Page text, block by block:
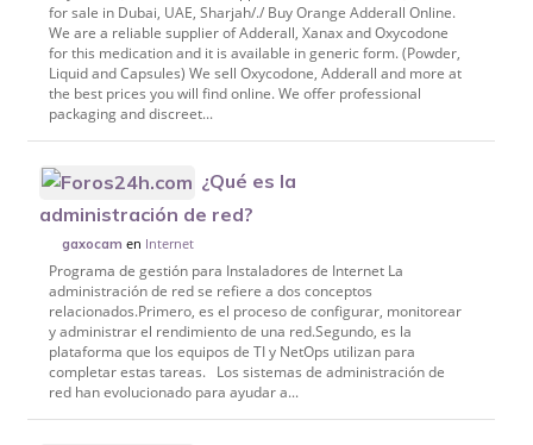
for sale in Dubai, UAE, Sharjah/./ Buy Orange Adderall Online.
We are a reliable supplier of Adderall, Xanax and Oxycodone
for this medication and it is available in generic form. (Powder,
Liquid and Capsules) We sell Oxycodone, Adderall and more at
the best prices you will find online. We offer professional
packaging and discreet...
¿Qué es la
administración de red?
gaxocam en Internet
Programa de gestión para Instaladores de Internet La
administración de red se refiere a dos conceptos
relacionados.Primero, es el proceso de configurar, monitorear
y administrar el rendimiento de una red.Segundo, es la
plataforma que los equipos de TI y NetOps utilizan para
completar estas tareas. Los sistemas de administración de
red han evolucionado para ayudar a...